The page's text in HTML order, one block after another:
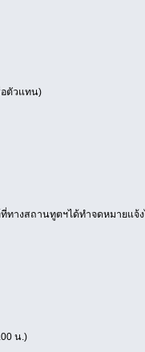
อตัวแทน)
ทางสถานทูตฯได้ทำจดหมายแ
น.)